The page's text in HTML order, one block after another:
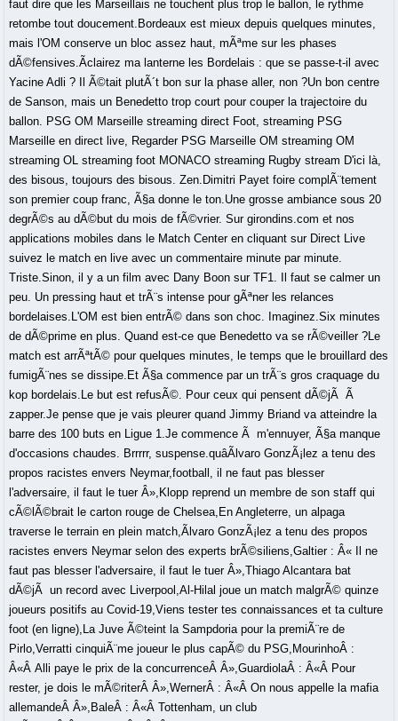
faut dire que les Marseillais ne touchent plus trop le ballon, le rythme
retombe tout doucement.Bordeaux est mieux depuis quelques minutes,
mais l'OM conserve un bloc assez haut, mÃªme sur les phases
dÃ©fensives.Ãclairez ma lanterne les Bordelais : que se passe-t-il avec
Yacine Adli ? Il Ã©tait plutÃ´t bon sur la phase aller, non ?Un bon centre
de Sanson, mais un Benedetto trop court pour couper la trajectoire du
ballon. PSG OM Marseille streaming direct Foot, streaming PSG
Marseille en direct live, Regarder PSG Marseille OM streaming OM
streaming OL streaming foot MONACO streaming Rugby stream D'ici là,
des bisous, toujours des bisous. Zen.Dimitri Payet foire complÃ¨tement
son premier coup franc, Ã§a donne le ton.Une grosse ambiance sous 20
degrÃ©s au dÃ©but du mois de fÃ©vrier. Sur girondins.com et nos
applications mobiles dans le Match Center en cliquant sur Direct Live
suivez le match en live avec un commentaire minute par minute.
Triste.Sinon, il y a un film avec Dany Boon sur TF1. Il faut se calmer un
peu. Un pressing haut et trÃ¨s intense pour gÃªner les relances
bordelaises.L'OM est bien entrÃ© dans son choc. Imaginez.Six minutes
de dÃ©prime en plus. Quand est-ce que Benedetto va se rÃ©veiller ?Le
match est arrÃªtÃ© pour quelques minutes, le temps que le brouillard des
fumigÃ¨nes se dissipe.Et Ã§a commence par un trÃ¨s gros craquage du
kop bordelais.Le but est refusÃ©. Pour ceux qui pensent dÃ©jÃ Ã
zapper.Je pense que je vais pleurer quand Jimmy Briand va atteindre la
barre des 100 buts en Ligue 1.Je commence Ã m'ennuyer, Ã§a manque
d'occasions chaudes. Brrrrr, suspense.quâÃlvaro GonzÃ¡lez a tenu des
propos racistes envers Neymar,football, il ne faut pas blesser
l'adversaire, il faut le tuer Â»,Klopp reprend un membre de son staff qui
cÃ©lÃ©brait le carton rouge de Chelsea,En Angleterre, un alpaga
traverse le terrain en plein match,Ãlvaro GonzÃ¡lez a tenu des propos
racistes envers Neymar selon des experts brÃ©siliens,Galtier : Â« Il ne
faut pas blesser l'adversaire, il faut le tuer Â»,Thiago Alcantara bat
dÃ©jÃ un record avec Liverpool,Al-Hilal joue un match malgrÃ© quinze
joueurs positifs au Covid-19,Viens tester tes connaissances et ta culture
foot (en ligne),La Juve Ã©teint la Sampdoria pour la premiÃ¨re de
Pirlo,Verratti cinquiÃ¨me joueur le plus capÃ© du PSG,MourinhoÂ :
Â«Â Alli paye le prix de la concurrenceÂ Â»,GuardiolaÂ : Â«Â Pour
rester, je dois le mÃ©riterÂ Â»,WernerÂ : Â«Â On nous appelle la mafia
allemandeÂ Â»,BaleÂ : Â«Â Tottenham, un club